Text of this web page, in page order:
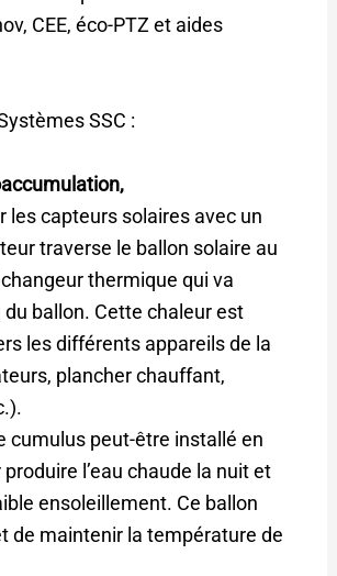
CEE, éco-PTZ et aides
SSC :
les capteurs solaires avec un
traverse le ballon solaire au
thermique qui va
du ballon. Cette chaleur est
les différents appareils de la
plancher chauffant,
cumulus peut-être installé en
l’eau chaude la nuit et
ensoleillement. Ce ballon
de maintenir la température de